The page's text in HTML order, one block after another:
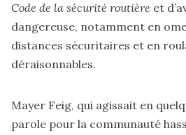
Code de la sécurité routière et
dangereuse, notamment en
distances sécuritaires et en
déraisonnables.
Mayer Feig, qui agissait en
parole pour la communauté